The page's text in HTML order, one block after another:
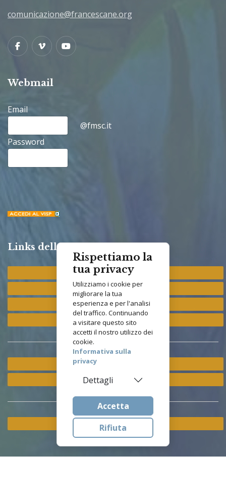
Rispettiamo la
tua privacy
Utilizziamo i cookie per
migliorare la tua
esperienza e per l'analisi
del traffico. Continuando
a visitare questo sito
accetti il nostro utilizzo dei
cookie.
Informativa sulla
privacy
Dettagli
Accetta
Rifiuta
comunicazione@francescane.org
FacebookVimeoYoutube
Webmail
Email
@fmsc.it
Password
Links della Congregazione
Provincia "St. Francis"
Provincia "M. Immacolata"
Provincia "S. Antonio"
Provincia "S. Elisabetta"
Ramo ETS
Istituto Asisium
Cookie & Privacy Policy